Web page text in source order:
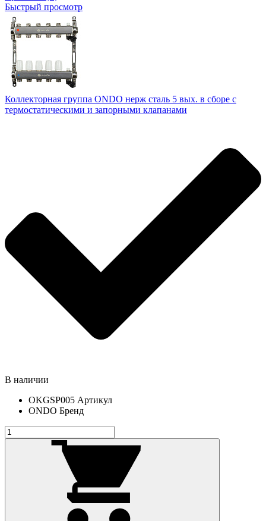
Быстрый просмотр
Коллекторная группа ONDO нерж сталь 5 вых. в сборе с
термостатическими и запорными клапанами
В наличии
OKGSP005 Артикул
ONDO Бренд